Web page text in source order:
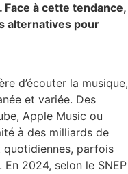
à cette tendance,
alternatives pour
d’écouter la musique,
et variée. Des
Apple Music ou
à des milliards de
quotidiennes, parfois
2024, selon le SNEP